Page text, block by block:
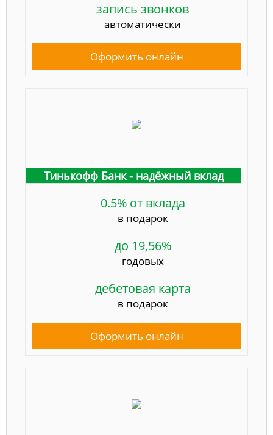
запись звонков
автоматически
Оформить онлайн
Тинькофф Банк - надёжный вклад
0.5% от вклада
в подарок
до 19,56%
годовых
дебетовая карта
в подарок
Оформить онлайн